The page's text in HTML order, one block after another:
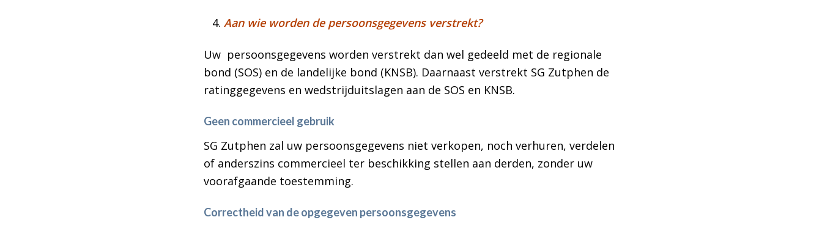
Aan wie worden de persoonsgegevens verstrekt?
Uw persoonsgegevens worden verstrekt dan wel gedeeld met de regionale
bond (SOS) en de landelijke bond (KNSB). Daarnaast verstrekt SG Zutphen de
ratinggegevens en wedstrijduitslagen aan de SOS en KNSB.
Geen commercieel gebruik
SG Zutphen zal uw persoonsgegevens niet verkopen, noch verhuren, verdelen
of anderszins commercieel ter beschikking stellen aan derden, zonder uw
voorafgaande toestemming.
Correctheid van de opgegeven persoonsgegevens